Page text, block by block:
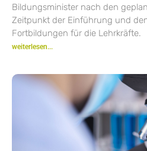
Bildungsminister nach den
Zeitpunkt der Einführung und
Fortbildungen für die Lehrkräfte.
weiterlesen...